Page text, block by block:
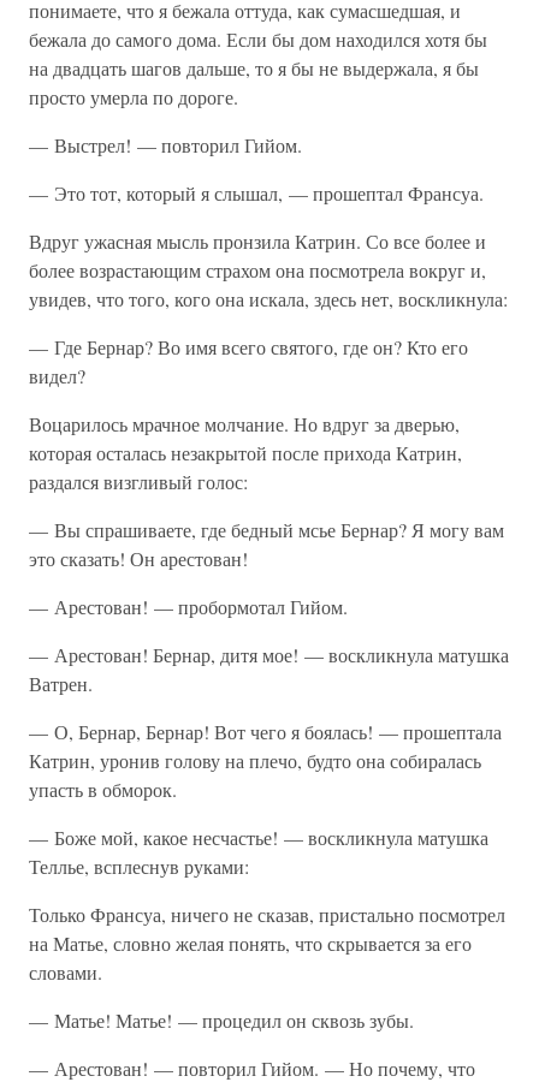
понимаете, что я бежала оттуда, как сумасшедшая, и
бежала до самого дома. Если бы дом находился хотя бы
на двадцать шагов дальше, то я бы не выдержала, я бы
просто умерла по дороге.
— Выстрел! — повторил Гийом.
— Это тот, который я слышал, — прошептал Франсуа.
Вдруг ужасная мысль пронзила Катрин. Со все более и
более возрастающим страхом она посмотрела вокруг и,
увидев, что того, кого она искала, здесь нет, воскликнула:
— Где Бернар? Во имя всего святого, где он? Кто его
видел?
Воцарилось мрачное молчание. Но вдруг за дверью,
которая осталась незакрытой после прихода Катрин,
раздался визгливый голос:
— Вы спрашиваете, где бедный мсье Бернар? Я могу вам
это сказать! Он арестован!
— Арестован! — пробормотал Гийом.
— Арестован! Бернар, дитя мое! — воскликнула матушка
Ватрен.
— О, Бернар, Бернар! Вот чего я боялась! — прошептала
Катрин, уронив голову на плечо, будто она собиралась
упасть в обморок.
— Боже мой, какое несчастье! — воскликнула матушка
Теллье, всплеснув руками:
Только Франсуа, ничего не сказав, пристально посмотрел
на Матье, словно желая понять, что скрывается за его
словами.
— Матье! Матье! — процедил он сквозь зубы.
— Арестован! — повторил Гийом. — Но почему, что